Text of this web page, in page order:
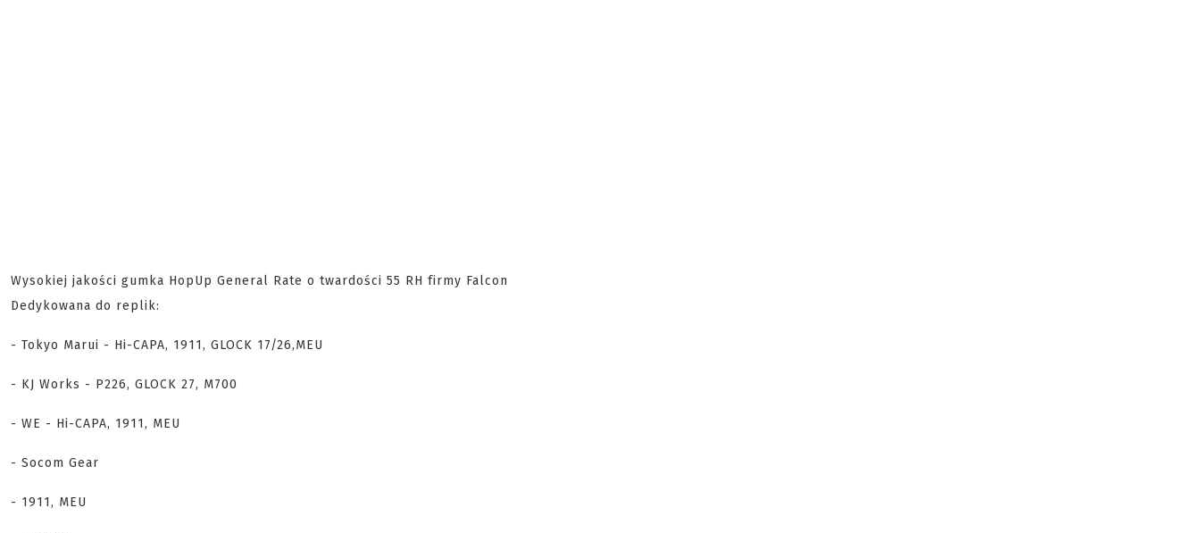
Wysokiej jakości gumka HopUp General Rate o twardości 55 RH firmy Falcon
Dedykowana do replik:
- Tokyo Marui - Hi-CAPA, 1911, GLOCK 17/26,MEU
- KJ Works - P226, GLOCK 27, M700
- WE - Hi-CAPA, 1911, MEU
- Socom Gear
- 1911, MEU